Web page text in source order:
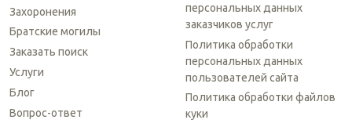
Захоронения
Братские могилы
Заказать поиск
Услуги
Блог
Вопрос-ответ
персональных данных
заказчиков услуг
Политика обработки
персональных данных
пользователей сайта
Политика обработки файлов
куки